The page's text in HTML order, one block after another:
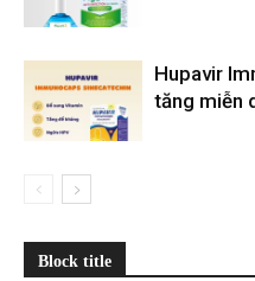
Hupavir
tăng miễn
Block title